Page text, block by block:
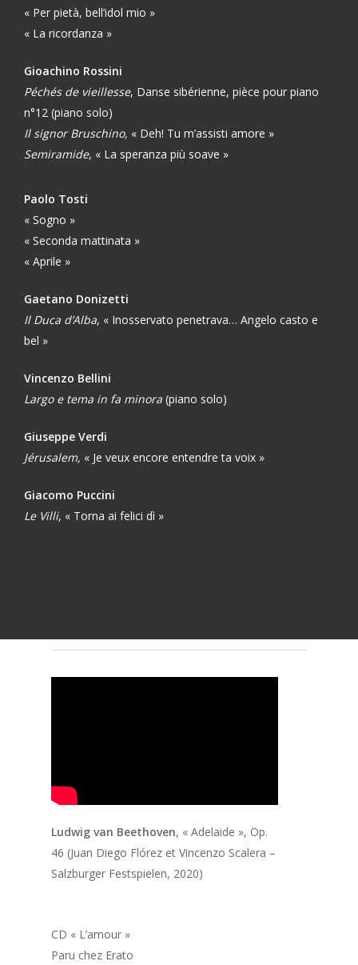
« Per pietà, bell’idol mio »
« La ricordanza »
Gioachino Rossini
Péchés de vieillesse, Danse sibérienne, pièce pour piano
n°12 (piano solo)
Il signor Bruschino, « Deh! Tu m’assisti amore »
Semiramide, « La speranza più soave »
Paolo Tosti
« Sogno »
« Seconda mattinata »
« Aprile »
Gaetano Donizetti
Il Duca d’Alba, « Inosservato penetrava… Angelo casto e
bel »
Vincenzo Bellini
Largo e tema in fa minora (piano solo)
Giuseppe Verdi
Jérusalem, « Je veux encore entendre ta voix »
Giacomo Puccini
Le Villi, « Torna ai felici dì »
Ludwig van Beethoven, « Adelaide », Op.
46 (Juan Diego Flórez et Vincenzo Scalera –
Salzburger Festspielen, 2020)
CD « L’amour »
Paru chez Erato